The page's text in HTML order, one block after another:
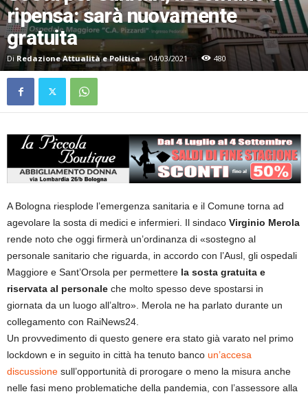
ripensa: sarà nuovamente
gratuita
Di Redazione Attualità e Politica- 04/03/2021 480
A Bologna riesplode l’emergenza sanitaria e il Comune torna ad
agevolare la sosta di medici e infermieri. Il sindaco Virginio Merola
rende noto che oggi firmerà un’ordinanza di «sostegno al
personale sanitario che riguarda, in accordo con l’Ausl, gli ospedali
Maggiore e Sant’Orsola per permettere la sosta gratuita e
riservata al personale che molto spesso deve spostarsi in
giornata da un luogo all’altro». Merola ne ha parlato durante un
collegamento con RaiNews24.
Un provvedimento di questo genere era stato già varato nel primo
lockdown e in seguito in città ha tenuto banco un’accesa
discussione sull’opportunità di prorogare o meno la misura anche
nelle fasi meno problematiche della pandemia, con l’assessore alla